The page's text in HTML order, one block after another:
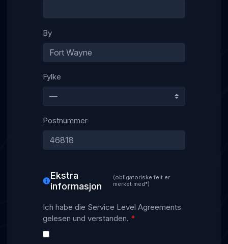
By
Fylke
Postnummer
Ekstra
informasjon
(obligatoriske felt er
merket med*)
Ich habe die Service Level Agreements
gelesen und verstanden. *